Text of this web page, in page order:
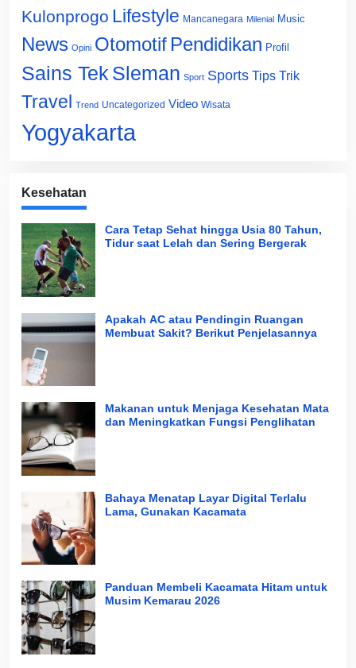
Kulonprogo Lifestyle Mancanegara Milenial Music
News Opini Otomotif Pendidikan Profil
Sains Tek Sleman Sport Sports Tips Trik
Travel Trend Uncategorized Video Wisata
Yogyakarta
Kesehatan
Cara Tetap Sehat hingga Usia 80 Tahun,
Tidur saat Lelah dan Sering Bergerak
Apakah AC atau Pendingin Ruangan
Membuat Sakit? Berikut Penjelasannya
Makanan untuk Menjaga Kesehatan Mata
dan Meningkatkan Fungsi Penglihatan
Bahaya Menatap Layar Digital Terlalu
Lama, Gunakan Kacamata
Panduan Membeli Kacamata Hitam untuk
Musim Kemarau 2026